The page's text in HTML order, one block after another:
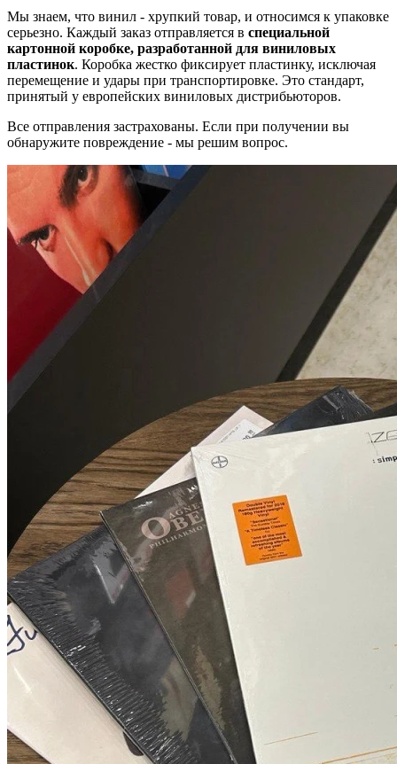
Мы знаем, что винил - хрупкий товар, и относимся к упаковке
серьезно. Каждый заказ отправляется в специальной
картонной коробке, разработанной для виниловых
пластинок. Коробка жестко фиксирует пластинку, исключая
перемещение и удары при транспортировке. Это стандарт,
принятый у европейских виниловых дистрибьюторов.
Все отправления застрахованы. Если при получении вы
обнаружите повреждение - мы решим вопрос.